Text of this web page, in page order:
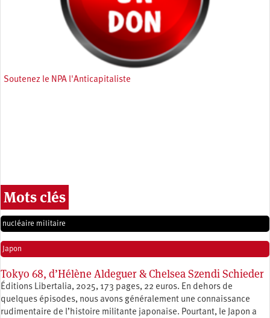
Soutenez le NPA l'Anticapitaliste
Mots clés
nucléaire militaire
Japon
Tokyo 68, d’Hélène Aldeguer & Chelsea Szendi Schieder
Éditions Libertalia, 2025, 173 pages, 22 euros. En dehors de
quelques épisodes, nous avons généralement une connaissance
rudimentaire de l’histoire militante japonaise. Pourtant, le Japon a